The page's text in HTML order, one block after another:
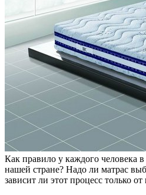
Как правило у каждого человека
нашей стране? Надо ли матрас
зависит ли этот процесс только